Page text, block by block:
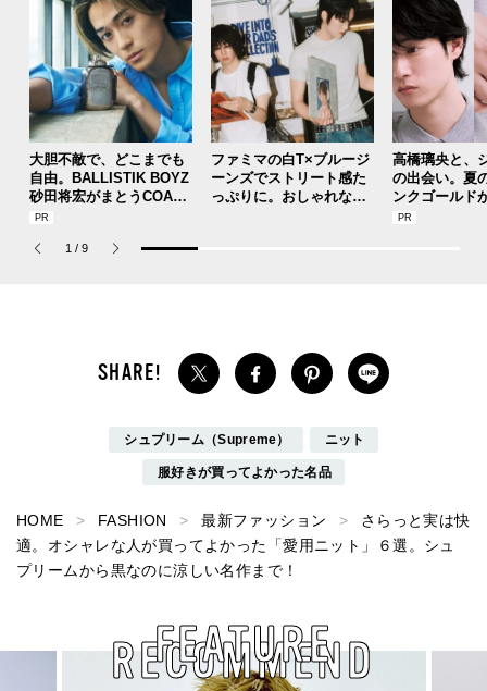
大胆不敵で、どこまでも
自由。BALLISTIK BOYZ
砂田将宏がまとうCOACH
の新作フレグランス「コ
パルファム」
ファミマの白T×ブルージ
ーンズでストリート感た
っぷりに。おしゃれな人
高橋璃央と、
の出会い。夏
ンクゴールド
SUMMER
1 / 9
シュプリーム（Supreme） ニット
服好きが買ってよかった名品
HOME FASHION 最新ファッション
さらっと実は快
適。オシャレな人が買ってよかった「愛用ニット」６選。シュ
プリームから黒なのに涼しい名作まで！
RECOMMEND
FEATURE